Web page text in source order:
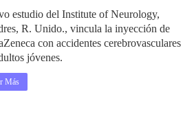
estudio del Institute of Neurology,
R. Unido., vincula la inyección de
con accidentes cerebrovasculares
jóvenes.
Más